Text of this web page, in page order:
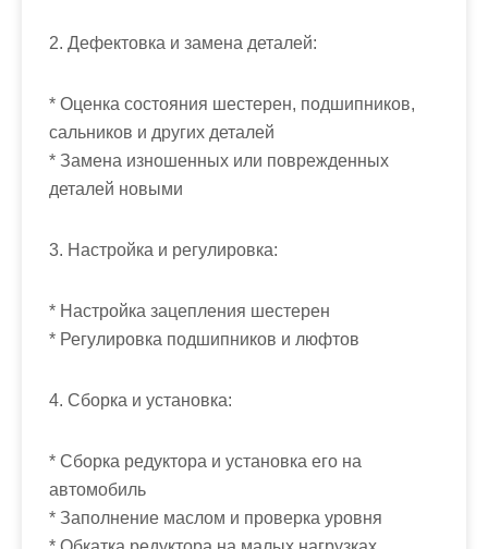
2. Дефектовка и замена деталей:
* Оценка состояния шестерен, подшипников,
сальников и других деталей
* Замена изношенных или поврежденных
деталей новыми
3. Настройка и регулировка:
* Настройка зацепления шестерен
* Регулировка подшипников и люфтов
4. Сборка и установка:
* Сборка редуктора и установка его на
автомобиль
* Заполнение маслом и проверка уровня